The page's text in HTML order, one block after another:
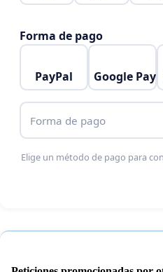
Forma de pago
PayPal Google Pay
Forma de pago
Elige un método de pago para